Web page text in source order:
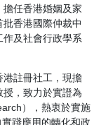
擔任香港婚姻及家
香港國際仲裁中
作及社會行政學系
港註冊社工，現擔
，致力於實證為
），熱衷於實施
踐應用的轉化和政